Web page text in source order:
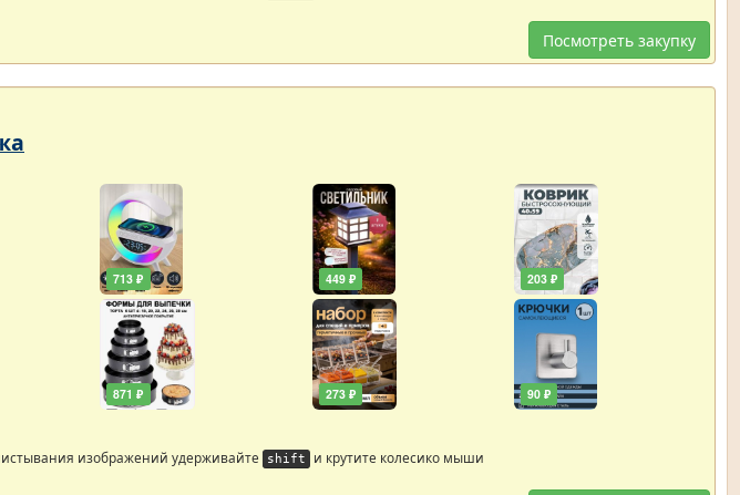
Посмотреть закупку
713 ₽
871 ₽
449 ₽
273 ₽
203 ₽
90 ₽
изображений удерживайте shift и крутите колесико мыши